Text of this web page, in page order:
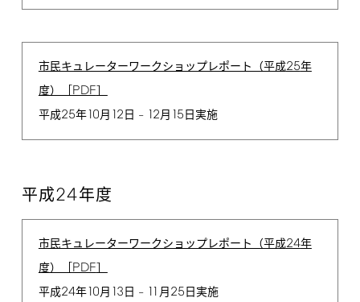
市民キュレーターワークショップレポート（平成25年
度）［ PDF
平成25年10月 12 日 – 12月 15 日実施
平成24年度
市民キュレーターワークショップレポート（平成24年
度）［ PDF
平成24年10月 13 日 – 11 月 25 日実施